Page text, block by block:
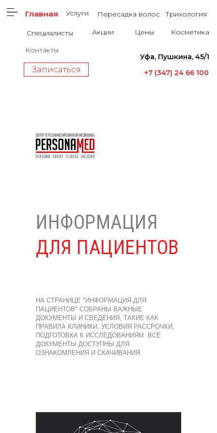
Записаться
Контакты
Пересадка волос
НА СТРАНИЦЕ "ИНФОРМАЦИЯ ДЛЯ
ПАЦИЕНТОВ" СОБРАНЫ ВАЖНЫЕ
ДОКУМЕНТЫ И СВЕДЕНИЯ, ТАКИЕ КАК
ПРАВИЛА КЛИНИКИ, УСЛОВИЯ РАССРОЧКИ,
ПОДГОТОВКА К ИССЛЕДОВАНИЯМ. ВСЕ
ДОКУМЕНТЫ ДОСТУПНЫ ДЛЯ
ОЗНАКОМЛЕНИЯ И СКАЧИВАНИЯ.
ИНФОРМАЦИЯ
ДЛЯ ПАЦИЕНТОВ